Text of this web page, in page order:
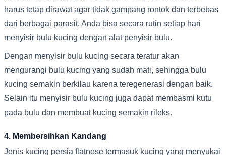
harus tetap dirawat agar tidak gampang rontok dan terbebas
dari berbagai parasit. Anda bisa secara rutin setiap hari
menyisir bulu kucing dengan alat penyisir bulu.
Dengan menyisir bulu kucing secara teratur akan
mengurangi bulu kucing yang sudah mati, sehingga bulu
kucing semakin berkilau karena teregenerasi dengan baik.
Selain itu menyisir bulu kucing juga dapat membasmi kutu
pada bulu dan membuat kucing semakin rileks.
4. Membersihkan Kandang
Jenis kucing persia flatnose termasuk kucing yang menyukai